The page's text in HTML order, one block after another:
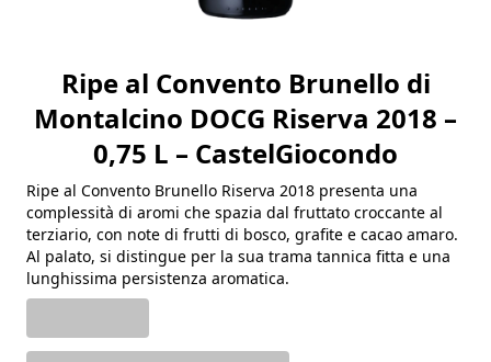
Ripe al Convento Brunello di
Montalcino DOCG Riserva 2018 –
0,75 L – CastelGiocondo
Ripe al Convento Brunello Riserva 2018 presenta una
complessità di aromi che spazia dal fruttato croccante al
terziario, con note di frutti di bosco, grafite e cacao amaro.
Al palato, si distingue per la sua trama tannica fitta e una
lunghissima persistenza aromatica.